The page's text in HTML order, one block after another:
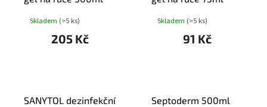
Skladem (>5 ks)
205 Kč
Skladem (>5 ks)
91 Kč
SANYTOL dezinfekční
Septoderm 500ml